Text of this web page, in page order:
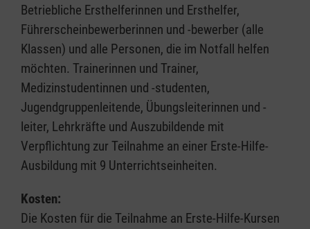
Betriebliche Ersthelferinnen und Ersthelfer,
Führerscheinbewerberinnen und -bewerber (alle
Klassen) und alle Personen, die im Notfall helfen
möchten. Trainerinnen und Trainer,
Medizinstudentinnen und -studenten,
Jugendgruppenleitende, Übungsleiterinnen und -
leiter, Lehrkräfte und Auszubildende mit
Verpflichtung zur Teilnahme an einer Erste-Hilfe-
Ausbildung mit 9 Unterrichtseinheiten.
Kosten:
Die Kosten für die Teilnahme an Erste-Hilfe-Kursen